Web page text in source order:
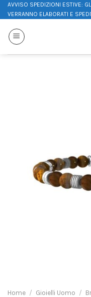
AVVISO SPEDIZIONI ESTIVE:
VERRANNO ELABORATI E
Home / Gioielli Uomo /